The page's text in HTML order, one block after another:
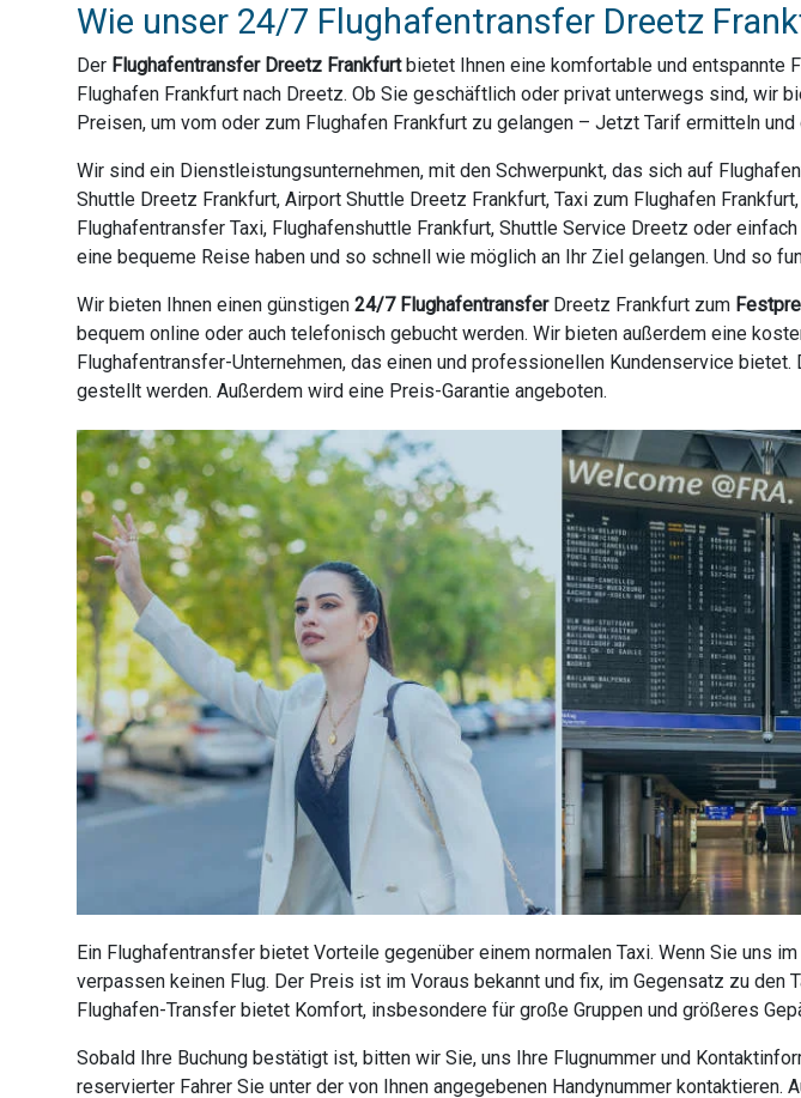
Wie unser 24/7 Flughafentransfer Dreetz
Der Flughafentransfer Dreetz Frankfurtbietet Ihnen eine komfortable und entspannte
Flughafen Frankfurt nach Dreetz. Ob Sie geschäftlich oder privat unterwegs sind,
Preisen, um vom oder zum Flughafen Frankfurt zu gelangen – Jetzt Tarif ermitteln
Wir sind ein Dienstleistungsunternehmen, mit den Schwerpunkt, das sich auf
Shuttle Dreetz Frankfurt, Airport Shuttle Dreetz Frankfurt, Taxi zum Flughafen
Flughafentransfer Taxi, Flughafenshuttle Frankfurt, Shuttle Service Dreetz oder
eine bequeme Reise haben und so schnell wie möglich an Ihr Ziel gelangen. Und so
Wir bieten Ihnen einen günstigen 24/7 FlughafentransferDreetz Frankfurt zum
bequem online oder auch telefonisch gebucht werden. Wir bieten außerdem eine
Flughafentransfer-Unternehmen, das einen und professionellen Kundenservice
gestellt werden. Außerdem wird eine Preis-Garantie angeboten.
Ein Flughafentransfer bietet Vorteile gegenüber einem normalen Taxi. Wenn Sie uns
verpassen keinen Flug. Der Preis ist im Voraus bekannt und fix, im Gegensatz zu den
Flughafen-Transfer bietet Komfort, insbesondere für große Gruppen und größeres
Sobald Ihre Buchung bestätigt ist, bitten wir Sie, uns Ihre Flugnummer und
reservierter Fahrer Sie unter der von Ihnen angegebenen Handynummer